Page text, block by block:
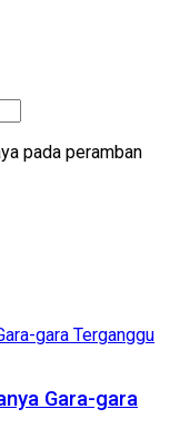
pada peramban
Gara-gara